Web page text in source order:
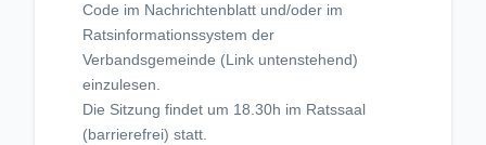
Code im Nachrichtenblatt und/oder im
Ratsinformationssystem der
Verbandsgemeinde (Link untenstehend)
einzulesen.
Die Sitzung findet um 18.30h im Ratssaal
(barrierefrei) statt.